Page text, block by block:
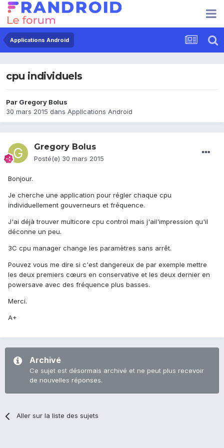
Applications Android
cpu individuels
Par Gregory Bolus
30 mars 2015 dans Applications Android
Gregory Bolus
Posté(e) 30 mars 2015
Bonjour.
Je cherche une application pour régler chaque cpu
individuellement gouverneurs et fréquence.
J'ai déjà trouver multicore cpu control mais j'ail'impression qu'il
déconne un peu.
3C cpu manager change les paramètres sans arrêt.
Pouvez vous me dire si c'est dangereux de par exemple mettre
les deux premiers cœurs en conservative et les deux dernier en
powersave avec des fréquence plus basses.
Merci.
A+
Archivé
Ce sujet est désormais archivé et ne peut plus recevoir
de nouvelles réponses.
Aller sur la liste des sujets